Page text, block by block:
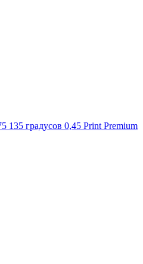
градусов 0,45 Print Premium